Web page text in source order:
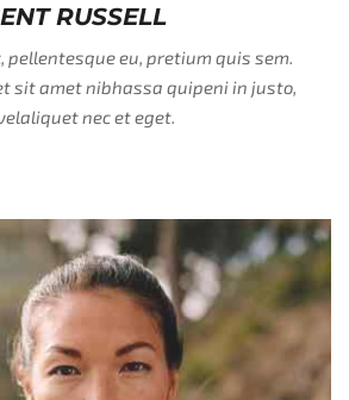
RUSSELL
pellentesque eu, pretium quis sem.
et sit amet nibhassa quipeni in justo,
velaliquet nec et eget.